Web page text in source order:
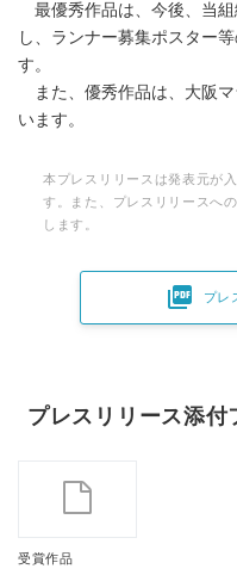
最優秀作品は、今後、当組
し、ランナー募集ポスター
す。
また、優秀作品は、大阪マ
います。
本プレスリリースは発表元が
す。また、プレスリリースへ
します。
 プレ
プレスリリース添付
受賞作品